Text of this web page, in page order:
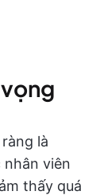
là
nhân viên
thấy quá